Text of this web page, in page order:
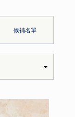
候補名單